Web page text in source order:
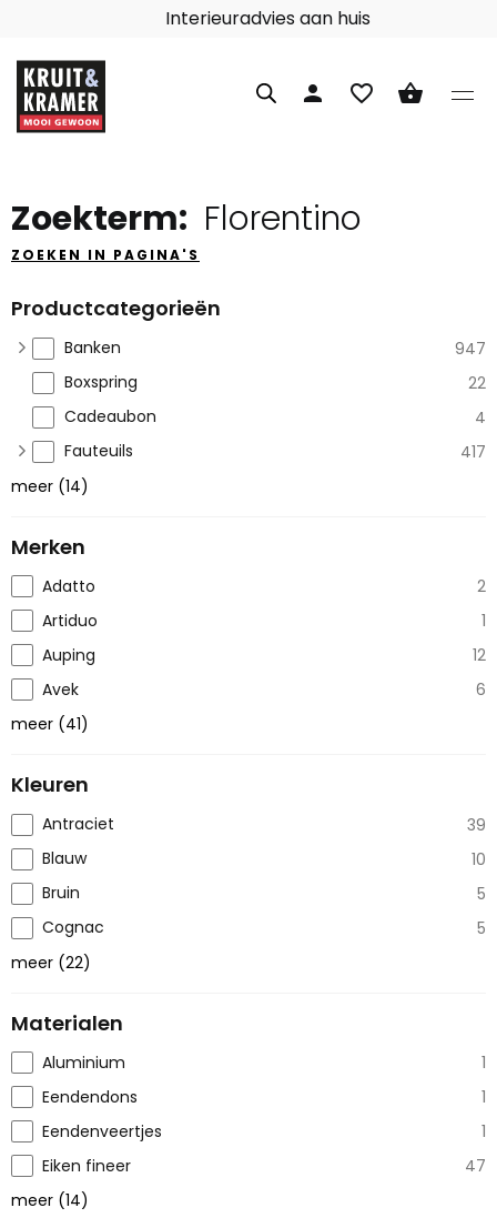
Interieuradvies aan huis
person favorite_border shopping_basket
Zoekterm: Florentino
ZOEKEN IN PAGINA'S
Productcategorieën
Banken
947
Boxspring
22
Cadeaubon
4
Fauteuils
417
meer (14)
Merken
Adatto
2
Artiduo
1
Auping
12
Avek
6
meer (41)
Kleuren
Antraciet
39
Blauw
10
Bruin
5
Cognac
5
meer (22)
Materialen
Aluminium
1
Eendendons
1
Eendenveertjes
1
Eiken fineer
47
meer (14)